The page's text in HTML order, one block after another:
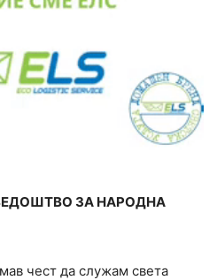
ЗА НАРОДНА
чест да служам света